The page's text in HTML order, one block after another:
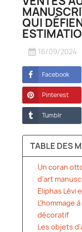
QUI
16/09/2024
Facebook
Pinterest
Tumblr
TABLE DES
Un coran
d’art
Eliphas Lévi
L’hommage
décoratif
Les objets